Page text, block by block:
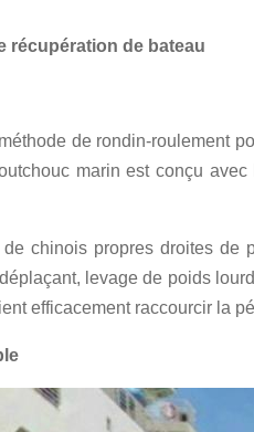
récupération de bateau
de rondin-roulement
marin est conçu
chinois propres droites
levage de poids
efficacement raccourcir la